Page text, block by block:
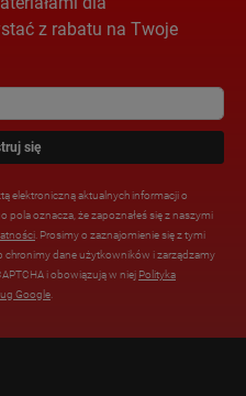
z rabatu na Twoje
się
elektroniczną aktualnych informacji o
pola oznacza, że zapoznałeś się z naszymi
. Prosimy o zaznajomienie się z tymi
chronimy dane użytkowników i zarządzamy
i obowiązują w niej Polityka
Google.